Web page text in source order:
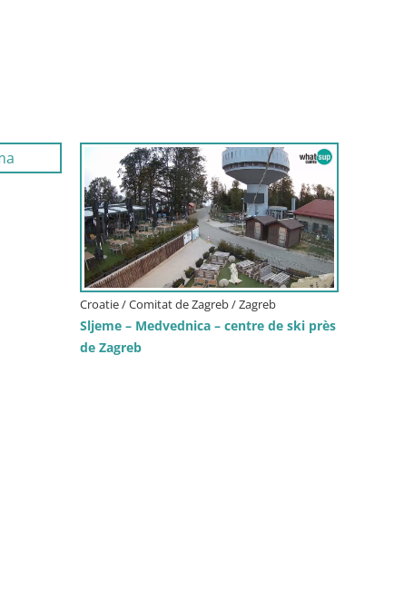
Croatie / Comitat de Zagreb / Zagreb
Sljeme – Medvednica – centre de ski près
de Zagreb